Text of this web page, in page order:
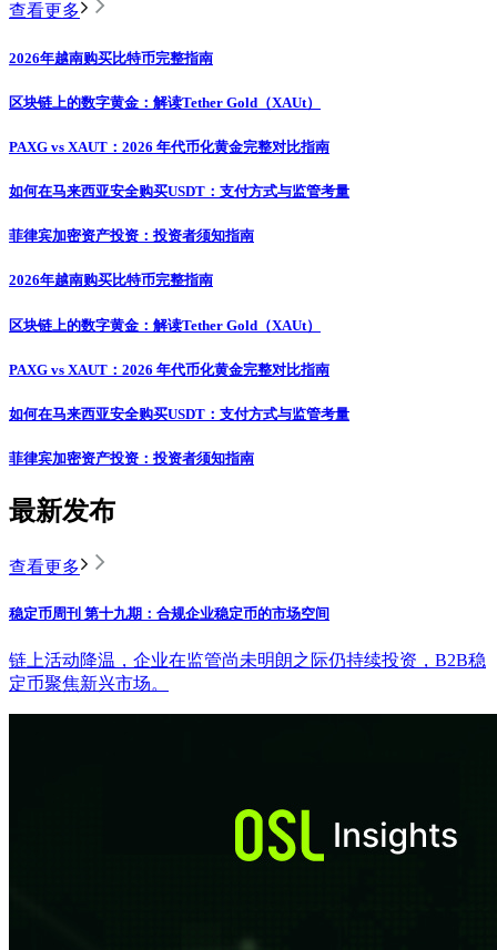
查看更多
2026年越南购买比特币完整指南
区块链上的数字黄金：解读Tether Gold（XAUt）
PAXG vs XAUT：2026 年代币化黄金完整对比指南
如何在马来西亚安全购买USDT：支付方式与监管考量
菲律宾加密资产投资：投资者须知指南
2026年越南购买比特币完整指南
区块链上的数字黄金：解读Tether Gold（XAUt）
PAXG vs XAUT：2026 年代币化黄金完整对比指南
如何在马来西亚安全购买USDT：支付方式与监管考量
菲律宾加密资产投资：投资者须知指南
最新发布
查看更多
稳定币周刊 第十九期：合规企业稳定币的市场空间
链上活动降温，企业在监管尚未明朗之际仍持续投资，B2B稳
定币聚焦新兴市场。